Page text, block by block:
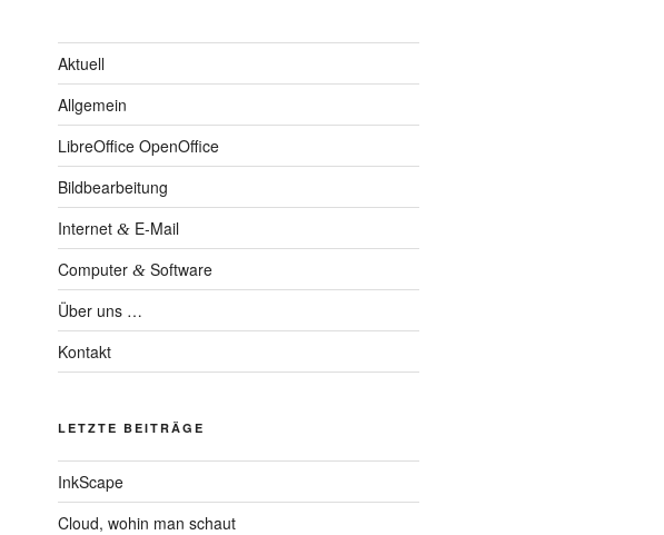
Aktuell
Allgemein
LibreOffice OpenOffice
Bildbearbeitung
Internet &E‑Mail
Computer &Software
Über uns …
Kontakt
LETZTE BEITRÄGE
InkScape
Cloud, wohin man schaut